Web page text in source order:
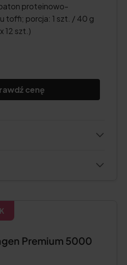
proteinowo-
toffi; porcja: 1 szt. / 40 g
12 szt.)
cenę
Premium 5000